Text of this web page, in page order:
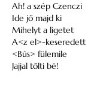
Ah! a szép Czenczi
Ide jő majd ki
Mihelyt a ligetet
A<z el>-keseredett
<Bús> fülemile
Jajjal tőlti bé!